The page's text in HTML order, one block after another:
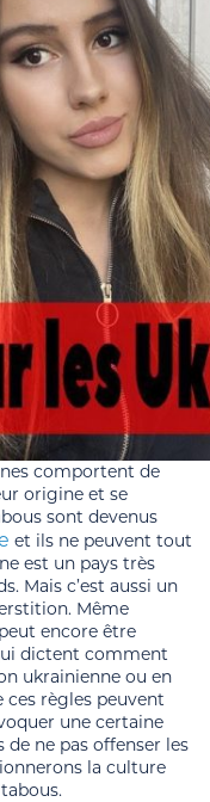
comportent de
origine et se
sont devenus
et ils ne peuvent tout
est un pays très
Mais c’est aussi un
Même
encore être
dictent comment
ukrainienne ou en
ces règles peuvent
une certaine
de ne pas offenser les
la culture